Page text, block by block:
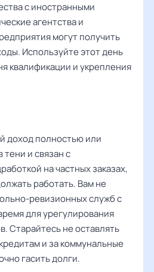
с иностранными
агентства и
могут получить
Используйте этот день
квалификации и укрепления
доход полностью или
тени и связан с
на частных заказах,
работать. Вам не
ревизионных служб с
для урегулирования
Старайтесь не оставлять
и за коммунальные
гасить долги.